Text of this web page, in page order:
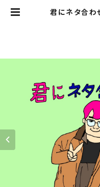
君にネタ合わ